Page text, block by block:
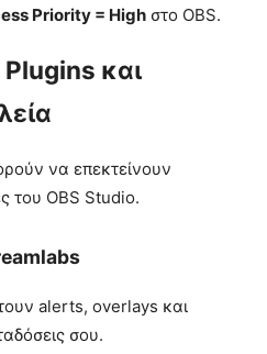
Priority = High στο OBS.
και
να επεκτείνουν
του OBS Studio.
alerts, overlays και
σου.